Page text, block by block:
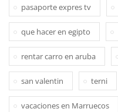
pasaporte expres tv
que hacer en egipto
rentar carro en aruba
san valentin terni
vacaciones en Marruecos